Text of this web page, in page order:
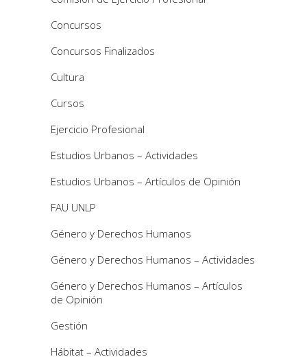
Concursos
Concursos Finalizados
Cultura
Cursos
Ejercicio Profesional
Estudios Urbanos – Actividades
Estudios Urbanos – Artículos de Opinión
FAU UNLP
Género y Derechos Humanos
Género y Derechos Humanos – Actividades
Género y Derechos Humanos – Artículos
de Opinión
Gestión
Hábitat – Actividades